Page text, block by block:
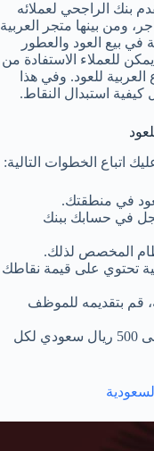
بنك الراجحي لعملائه
ومن بينها متجر العربية
في بيع العود والعطور
للعملاء الاستفادة من
للعود. وفي هذا
كيفية استبدال النقاط.
اتباع الخطوات التالية:
في منطقتك.
في حسابك ببنك
المخصص لذلك.
تحتوي على قيمة نقاطك
قم بتقديمه للموظف
إذ يمكن استبدال النقاط بقيمة تصل إلى 500 ريال سعودي لكل